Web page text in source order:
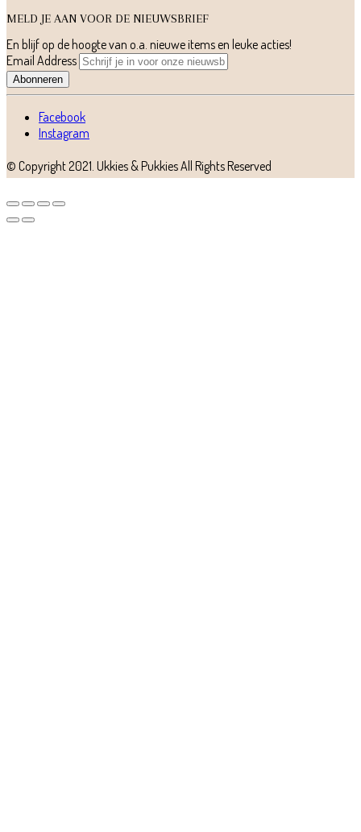
MELD JE AAN VOOR DE NIEUWSBRIEF
En blijf op de hoogte van o.a. nieuwe items en leuke acties!
Email Address
Abonneren
Facebook
Instagram
© Copyright 2021. Ukkies & PukkiesAll Rights Reserved